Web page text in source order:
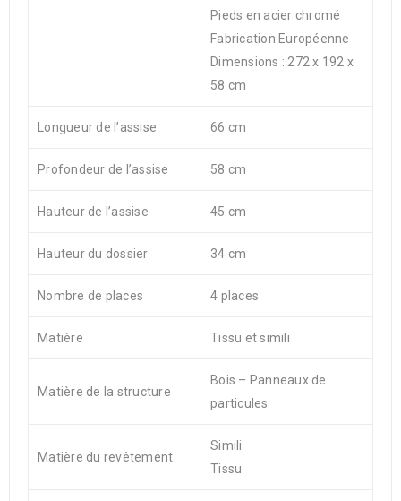
Pieds en acier chromé
Fabrication Européenne
Dimensions : 272 x 192 x
58 cm
Longueur de l’assise 66 cm
Profondeur de l’assise 58 cm
Hauteur de l’assise 45 cm
Hauteur du dossier 34 cm
Nombre de places 4 places
Matière Tissu et simili
Matière de la structure
Bois – Panneaux de
particules
Matière du revêtement
Simili
Tissu